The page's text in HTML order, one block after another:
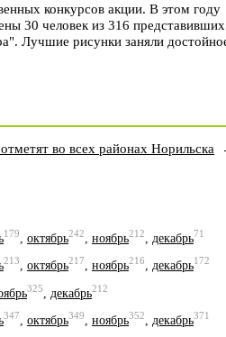
конкурсов акции. В этом году
30 человек из 316 представивших
Лучшие рисунки заняли
во всех районах Норильска
179 октябрь242 ноябрь212 декабрь71
213, октябрь217, ноябрь216, декабрь172
325 декабрь212
347, октябрь349, ноябрь352, декабрь371